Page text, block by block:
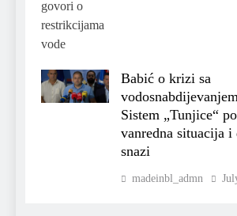
Babić o krizi sa
Sistem „Tunjice“
vanredna situacija i
snazi
madeinbl_admn